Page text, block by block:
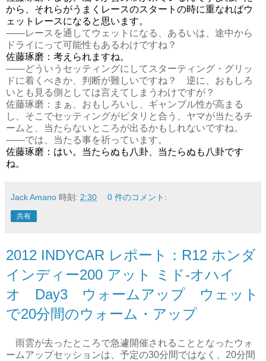
から、それらがうまくレースのスタートの時に重なればウ
ェットレースになると思います。
――レースを通してウェットになる、あるいは、途中から
ドライにって可能性もあるわけですね？
佐藤琢磨：考えられますね。
――どういうセッティングにしてスターティング・グリッ
ドに着くべきか、判断が難しいですね？ 逆に、おもしろ
いとも見る側としては言えてしまうわけですが？
佐藤琢磨：まぁ、おもしろいし、ギャンブル性が高まる
し、そこでセッティングがピタリと合う、ヤマが当たるチ
ームと、当たらないところが出るかもしれないですね。
――では、当たる事を祈っています。
佐藤琢磨：はい。当たらぬも八卦、当たらぬも八卦です
ね。
Jack Amano 時刻: 2:30 0 件のコメント:
共有
2012 INDYCAR レポート：R12 ホンダ
インディー200 アット ミド-オハイ
オ Day3 ウォームアップ ウェット
で20分間のウォーム・アップ
雨雲が去ったところで急遽開催されることとなったウォ
ームアップセッションは、予定の30分間ではなく、20分間